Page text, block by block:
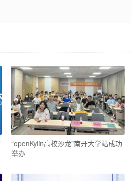
“openKylin高校沙龙”南开大学站成功
举办